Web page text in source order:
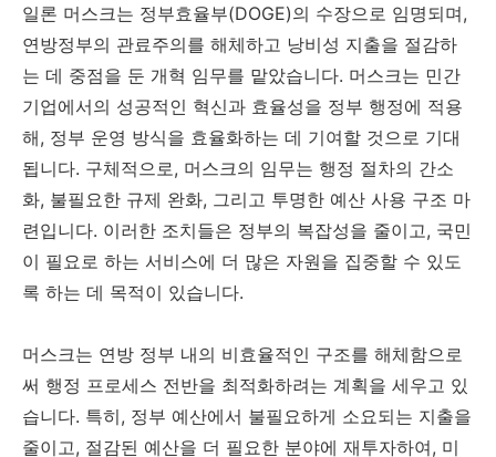
일론 머스크는 정부효율부(DOGE)의 수장으로 임명되며,
연방정부의 관료주의를 해체하고 낭비성 지출을 절감하
는 데 중점을 둔 개혁 임무를 맡았습니다. 머스크는 민간
기업에서의 성공적인 혁신과 효율성을 정부 행정에 적용
해, 정부 운영 방식을 효율화하는 데 기여할 것으로 기대
됩니다. 구체적으로, 머스크의 임무는 행정 절차의 간소
화, 불필요한 규제 완화, 그리고 투명한 예산 사용 구조 마
련입니다. 이러한 조치들은 정부의 복잡성을 줄이고, 국민
이 필요로 하는 서비스에 더 많은 자원을 집중할 수 있도
록 하는 데 목적이 있습니다.
머스크는 연방 정부 내의 비효율적인 구조를 해체함으로
써 행정 프로세스 전반을 최적화하려는 계획을 세우고 있
습니다. 특히, 정부 예산에서 불필요하게 소요되는 지출을
줄이고, 절감된 예산을 더 필요한 분야에 재투자하여, 미